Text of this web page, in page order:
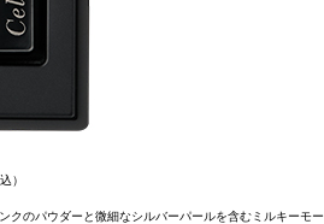
）
クのパウダーと微細なシルバーパールを含むミルキーモー